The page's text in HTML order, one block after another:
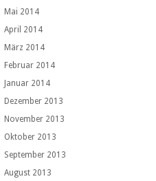
Mai 2014
April 2014
März 2014
Februar 2014
Januar 2014
Dezember 2013
November 2013
Oktober 2013
September 2013
August 2013